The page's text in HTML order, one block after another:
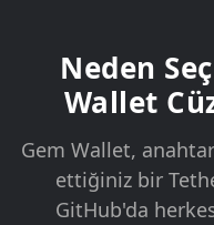
Neden
Wallet
Gem Wallet,
ettiğiniz bir
GitHub'da